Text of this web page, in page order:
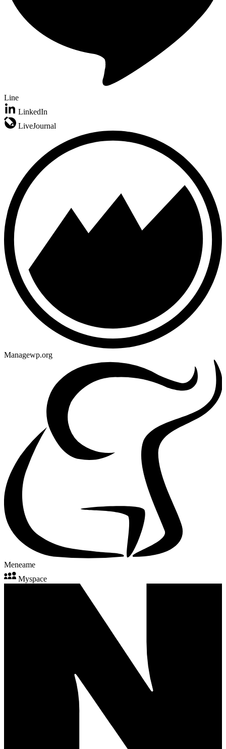
Line
LinkedIn
LiveJournal
Managewp.org
Meneame
Myspace